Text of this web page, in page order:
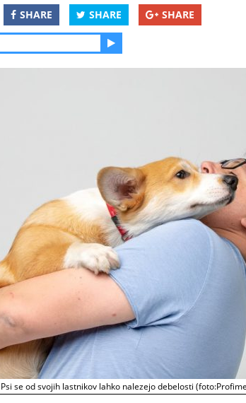
SHARE SHARE SHARE
Psi se od svojih lastnikov lahko nalezejo debelosti